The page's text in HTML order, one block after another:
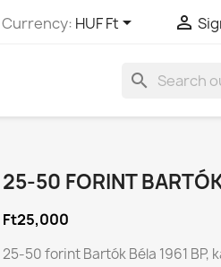
Currency: HUF Ft 
search
25-50 FORINT
Ft25,000
25-50 forint Bartók Béla 1961 BP,